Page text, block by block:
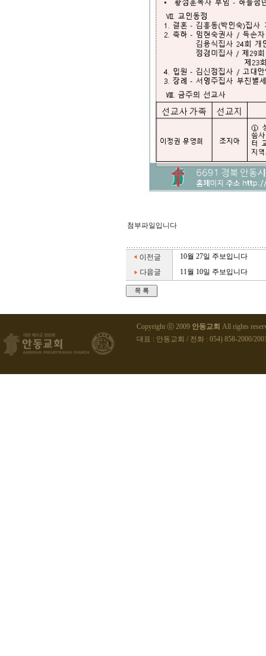
첨부파일입니다
10월 27일 주보입니다
11월 10일 주보입니다
Copyright ⓒ 2009 안동교회 All rights
대표 : 안동교회 / 전화 : 054) 858-2000/